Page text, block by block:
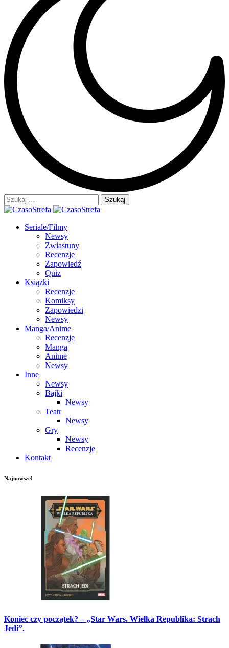
Szukaj:
Seriale/Filmy
Newsy
Zwiastuny
Recenzje
Zapowiedź
Quiz
Książki
Recenzje
Komiksy
Zapowiedzi
Newsy
Manga/Anime
Recenzje
Manga
Anime
Newsy
Inne
Newsy
Bajki
Newsy
Teatr
Newsy
Gry
Newsy
Recenzje
Kontakt
Najnowsze!
Koniec czy początek? – „Star Wars. Wielka Republika: Strach
Jedi”.